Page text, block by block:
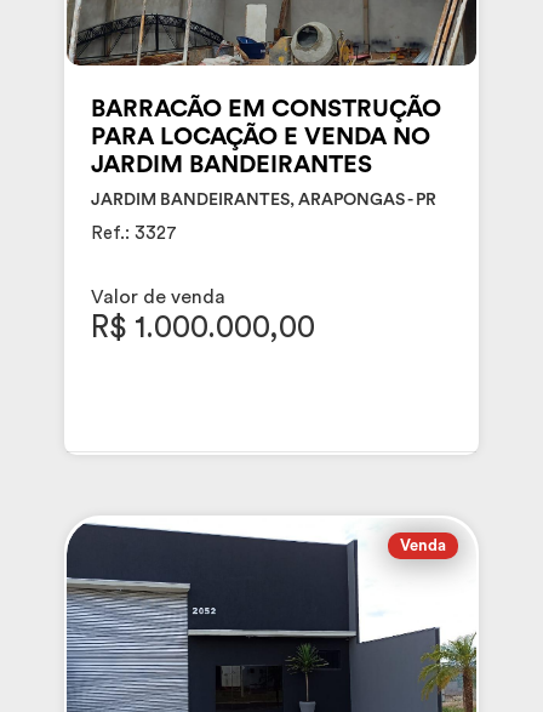
BARRACÃO EM CONSTRUÇÃO
PARA LOCAÇÃO E VENDA NO
JARDIM BANDEIRANTES
JARDIM BANDEIRANTES, ARAPONGAS - PR
Ref.: 3327
Valor de venda
R$ 1.000.000,00
Venda